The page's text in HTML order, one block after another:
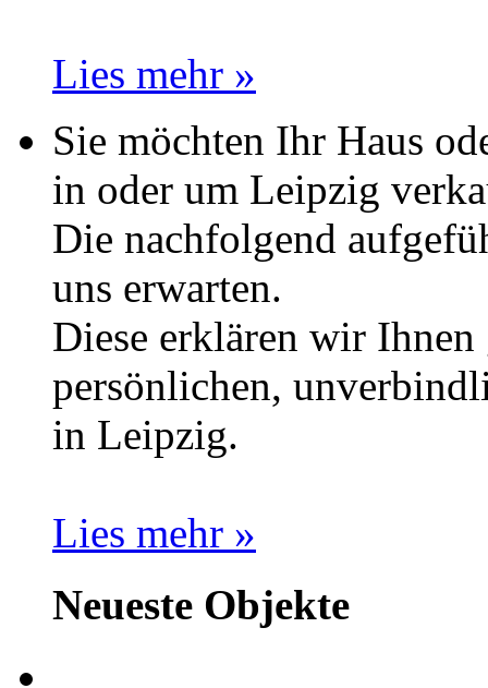
Lies mehr »
Sie möchten Ihr Haus
in oder um Leipzig
Die nachfolgend
uns erwarten.
Diese erklären wir Ihnen
persönlichen,
in Leipzig.
Lies mehr »
Neueste Objekte